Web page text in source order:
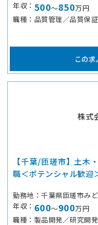
年収
500～850万円
職種
品質管理／品質保
この
株式
【千葉/匝瑳市】土木
職＜ポテンシャル歓迎
勤務地
千葉県匝瑳市み
年収
600～900万円
職種
製品開発／研究開